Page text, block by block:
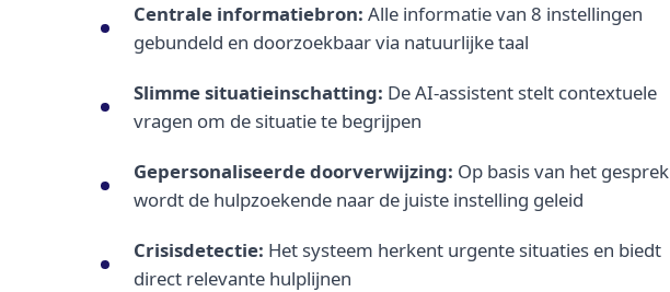
Centrale informatiebron: Alle informatie van 8 instellingen
gebundeld en doorzoekbaar via natuurlijke taal
Slimme situatieinschatting: De AI-assistent stelt contextuele
vragen om de situatie te begrijpen
Gepersonaliseerde doorverwijzing: Op basis van het gesprek
wordt de hulpzoekende naar de juiste instelling geleid
Crisisdetectie: Het systeem herkent urgente situaties en biedt
direct relevante hulplijnen